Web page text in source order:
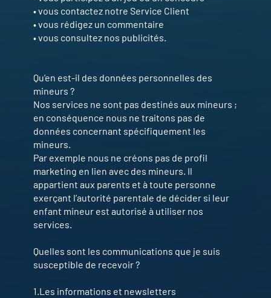
• vous contactez notre Service Client
• vous rédigez un commentaire
• vous consultez nos publicités.
Qu’en est-il des données personnelles des
mineurs ?
Nos services ne sont pas destinés aux mineurs ;
en conséquence nous ne traitons pas de
données concernant spécifiquement les
mineurs.
Par exemple nous ne créons pas de profil
marketing en lien avec des mineurs. Il
appartient aux parents et à toute personne
exerçant l’autorité parentale de décider si leur
enfant mineur est autorisé à utiliser nos
services.
Quelles sont les communications que je suis
susceptible de recevoir ?
1.Les informations et newsletters